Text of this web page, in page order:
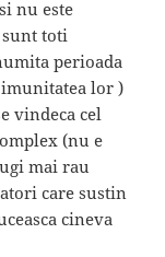
nu este
toti
perioada
imunitatea lor )
vindeca cel
(nu e
mai rau
care sustin
cineva